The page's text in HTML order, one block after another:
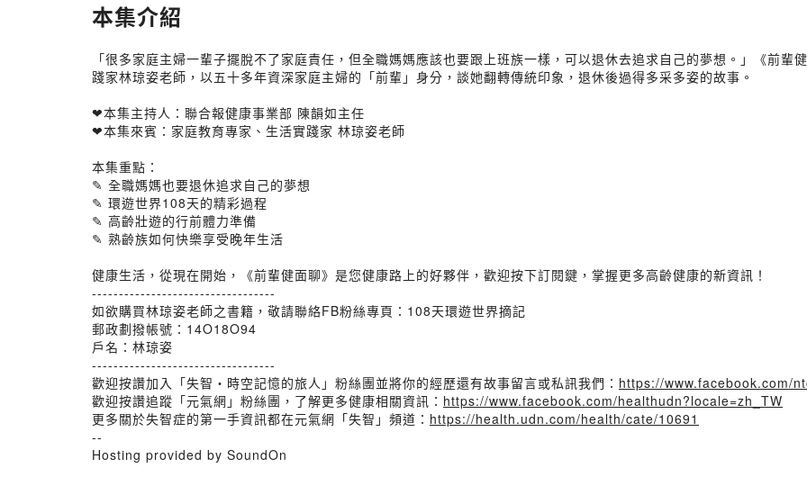
本集介紹
「很多家庭主婦一輩子擺脫不了家庭責任，但全職媽媽應該也要跟上班族一樣，可以退休去追求自己的夢想。」《前
踐家林琼姿老師，以五十多年資深家庭主婦的「前輩」身分，談她翻轉傳統印象，退休後過得多采多姿的故事。
❤︎本集主持人：聯合報健康事業部 陳韻如主任
❤︎本集來賓：家庭教育專家、生活實踐家 林琼姿老師
本集重點：
✎ 全職媽媽也要退休追求自己的夢想
✎ 環遊世界108天的精彩過程
✎ 高齡壯遊的行前體力準備
✎ 熟齡族如何快樂享受晚年生活
健康生活，從現在開始，《前輩健面聊》是您健康路上的好夥伴，歡迎按下訂閱鍵，掌握更多高齡健康的新資訊！
----------------------------------
如欲購買林琼姿老師之書籍，敬請聯絡FB粉絲專頁：108天環遊世界摘記
郵政劃撥帳號：14O18O94
戶名：林琼姿
----------------------------------
歡迎按讚加入「失智・時空記憶的旅人」粉絲團並將你的經歷還有故事留言或私訊我們： https://www.facebook.com/
歡迎按讚追蹤「元氣網」粉絲團，了解更多健康相關資訊： https://www.facebook.com/healthudn?locale=zh_TW
更多關於失智症的第一手資訊都在元氣網「失智」頻道： https://health.udn.com/health/cate/10691
--
Hosting provided by SoundOn